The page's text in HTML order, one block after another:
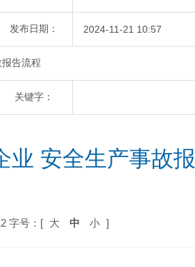
发布日期： 2024-11-21 10:57
告流程
关键字：
业 安全生产事故报
字号：[ 大 中 小 ]